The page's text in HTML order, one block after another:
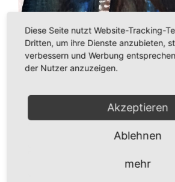
Diese Seite nutzt Website-Tracking-
Dritten, um ihre Dienste anzubieten,
verbessern und Werbung
der Nutzer anzuzeigen.
Akzeptieren
Ablehnen
mehr